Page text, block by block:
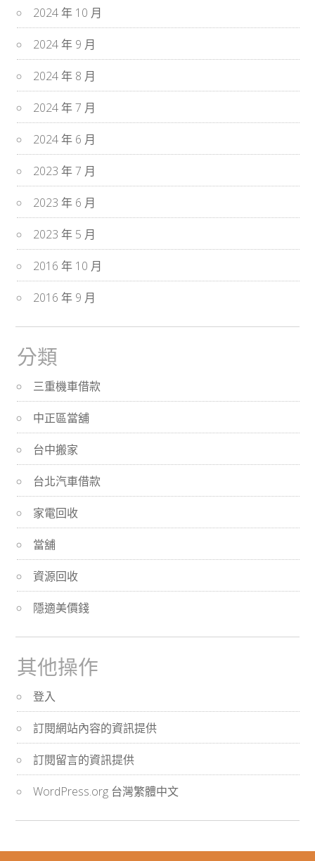
2024 年 10 月
2024 年 9 月
2024 年 8 月
2024 年 7 月
2024 年 6 月
2023 年 7 月
2023 年 6 月
2023 年 5 月
2016 年 10 月
2016 年 9 月
分類
三重機車借款
中正區當舖
台中搬家
台北汽車借款
家電回收
當舖
資源回收
隱適美價錢
其他操作
登入
訂閱網站內容的資訊提供
訂閱留言的資訊提供
WordPress.org 台灣繁體中文